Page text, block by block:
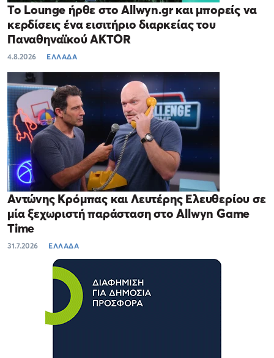
Το Lounge ήρθε στο Allwyn.gr και μπορείς να
κερδίσεις ένα εισιτήριο διαρκείας του
Παναθηναϊκού AKTOR
4.8.2026 ΕΛΛΑΔΑ
Αντώνης Κρόμπας και Λευτέρης Ελευθερίου σε
μία ξεχωριστή παράσταση στο Allwyn Game
Time
31.7.2026 ΕΛΛΑΔΑ